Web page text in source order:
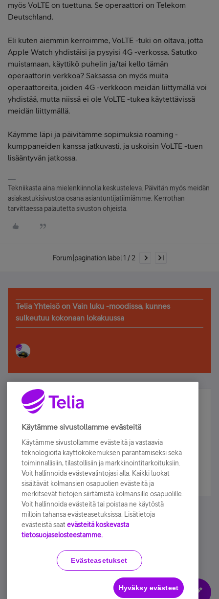
myös VoLTE on tuettuna. Se operaattori on Telekom
Deutschland.
Eli kuten aiemmin kerroimme, VoLTE -tuki on oltava, jotta
Apple Watch yhdistäisi ja pysyisi 4G -verkossa. Satutko
muistamaan, käyttikö puhelin ja/tai kello tämän
operaattorin verkkoa? Saksassa on myös muita
operaattoreita, joiden 4G -verkkoon meidän liittymällä voi
yhdistää, mutta niissä ei ole VoLTE -tukea käytettävissä
meidän liittymällä.
Käymme läpi ja päivitämme sopimuksia roaming -
kumppaneiden kanssa jatkuvasti, ja uskoisin VoLTE -tuen
lisääntyvän jatkossa.
Tekniikasta aina mielenkiinnolla keskusteleva. Päivitän myös meidän
asiakastukisivustoa osana asiantuntijatiimiämme. Kerrothan
tarvittaessa palautetta sivuston ohjeista.
Forum|pagination.label 1 / 2
Telia Yhteisö on Vain luku -moodissa, kunnes
sulkeutuu kokonaan lokakuussa
Älä jää paitsi – osallistu ja voita!
Tilaa Telian uutiskirje ja olet mukana arvonnassa.
sähköpostiisi.
Tilaa nyt
Käyttöehdot Accessibility statement
Evästeasetukset
Käytämme sivustollamme evästeitä
Käytämme sivustollamme evästeitä ja vastaavia
teknologioita käyttökokemuksen parantamiseksi sekä
toiminnallisiin, tilastollisiin ja markkinointitarkoituksiin.
Voit hallinnoida evästevalintojasi alla. Kaikki luokat
sisältävät kolmansien osapuolien evästeitä ja
merkitsevät tietojen siirtämistä kolmansille osapuolille.
Voit hallinnoida evästeitä tai poistaa ne käytöstä
milloin tahansa evästeasetuksissa. Lisätietoja
evästeistä saat evästeitä koskevasta
tietosuojaselosteestamme.
Evästeasetukset
Hyväksy evästeet